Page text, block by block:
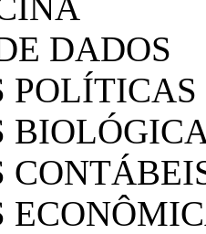
DADOS
POLÍTICAS